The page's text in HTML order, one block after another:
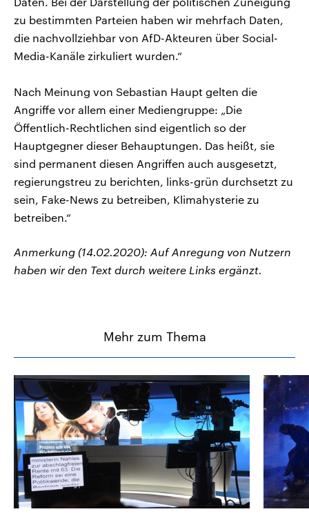
zu bestimmten Parteien haben wir mehrfach Daten,
die nachvollziehbar von AfD-Akteuren über Social-
Media-Kanäle zirkuliert wurden.“
Nach Meinung von Sebastian Haupt gelten die
Angriffe vor allem einer Mediengruppe: „Die
Öffentlich-Rechtlichen sind eigentlich so der
Hauptgegner dieser Behauptungen. Das heißt, sie
sind permanent diesen Angriffen auch ausgesetzt,
regierungstreu zu berichten, links-grün durchsetzt zu
sein, Fake-News zu betreiben, Klimahysterie zu
betreiben.“
Anmerkung (14.02.2020): Auf Anregung von Nutzern
haben wir den Text durch weitere Links ergänzt.
Mehr zum Thema